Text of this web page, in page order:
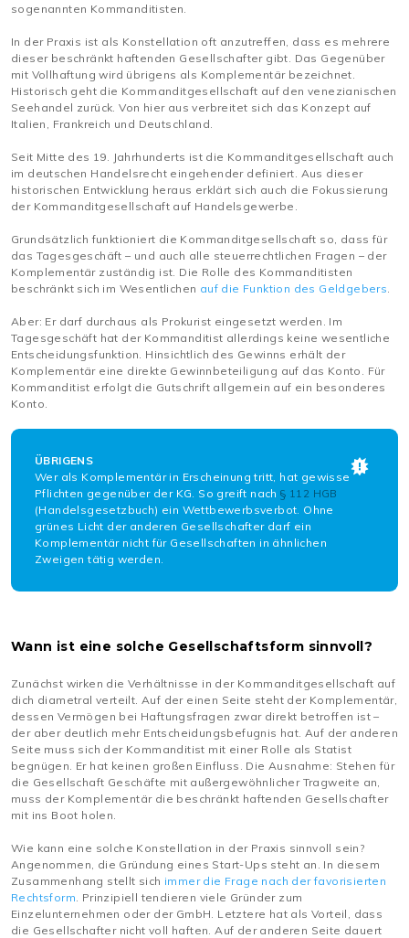
sogenannten Kommanditisten.
In der Praxis ist als Konstellation oft anzutreffen, dass es mehrere
dieser beschränkt haftenden Gesellschafter gibt. Das Gegenüber
mit Vollhaftung wird übrigens als Komplementär bezeichnet.
Historisch geht die Kommanditgesellschaft auf den venezianischen
Seehandel zurück. Von hier aus verbreitet sich das Konzept auf
Italien, Frankreich und Deutschland.
Seit Mitte des 19. Jahrhunderts ist die Kommanditgesellschaft auch
im deutschen Handelsrecht eingehender definiert. Aus dieser
historischen Entwicklung heraus erklärt sich auch die Fokussierung
der Kommanditgesellschaft auf Handelsgewerbe.
Grundsätzlich funktioniert die Kommanditgesellschaft so, dass für
das Tagesgeschäft – und auch alle steuerrechtlichen Fragen – der
Komplementär zuständig ist. Die Rolle des Kommanditisten
beschränkt sich im Wesentlichen auf die Funktion des Geldgebers
Aber: Er darf durchaus als Prokurist eingesetzt werden. Im
Tagesgeschäft hat der Kommanditist allerdings keine wesentliche
Entscheidungsfunktion. Hinsichtlich des Gewinns erhält der
Komplementär eine direkte Gewinnbeteiligung auf das Konto. Für
Kommanditist erfolgt die Gutschrift allgemein auf ein besonderes
Konto.
ÜBRIGENS
Wer als Komplementär in Erscheinung tritt, hat gewisse
Pflichten gegenüber der KG. So greift nach§ 112 HGB
(Handelsgesetzbuch) ein Wettbewerbsverbot. Ohne
grünes Licht der anderen Gesellschafter darf ein
Komplementär nicht für Gesellschaften in ähnlichen
Zweigen tätig werden.
Wann ist eine solche Gesellschaftsform sinnvoll?
Zunächst wirken die Verhältnisse in der Kommanditgesellschaft auf
dich diametral verteilt. Auf der einen Seite steht der Komplementär,
dessen Vermögen bei Haftungsfragen zwar direkt betroffen ist –
der aber deutlich mehr Entscheidungsbefugnis hat. Auf der anderen
Seite muss sich der Kommanditist mit einer Rolle als Statist
begnügen. Er hat keinen großen Einfluss. Die Ausnahme: Stehen für
die Gesellschaft Geschäfte mit außergewöhnlicher Tragweite an,
muss der Komplementär die beschränkt haftenden Gesellschafter
mit ins Boot holen.
Wie kann eine solche Konstellation in der Praxis sinnvoll sein?
Angenommen, die Gründung eines Start-Ups steht an. In diesem
Zusammenhang stellt sich immer die Frage nach der favorisierten
Rechtsform . Prinzipiell tendieren viele Gründer zum
Einzelunternehmen oder der GmbH. Letztere hat als Vorteil, dass
die Gesellschafter nicht voll haften. Auf der anderen Seite dauert